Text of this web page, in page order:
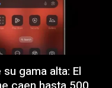
gama alta: El